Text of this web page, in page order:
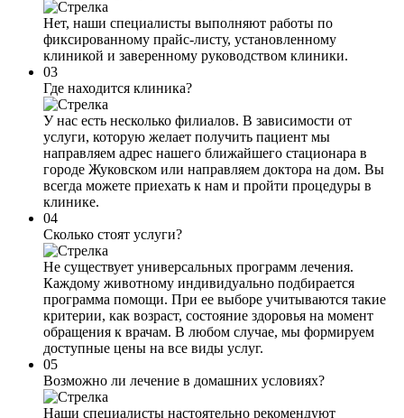
Нет, наши специалисты выполняют работы по
фиксированному прайс-листу, установленному
клиникой и заверенному руководством клиники.
03
Где находится клиника?
У нас есть несколько филиалов. В зависимости от
услуги, которую желает получить пациент мы
направляем адрес нашего ближайшего стационара в
городе Жуковском или направляем доктора на дом. Вы
всегда можете приехать к нам и пройти процедуры в
клинике.
04
Сколько стоят услуги?
Не существует универсальных программ лечения.
Каждому животному индивидуально подбирается
программа помощи. При ее выборе учитываются такие
критерии, как возраст, состояние здоровья на момент
обращения к врачам. В любом случае, мы формируем
доступные цены на все виды услуг.
05
Возможно ли лечение в домашних условиях?
Наши специалисты настоятельно рекомендуют